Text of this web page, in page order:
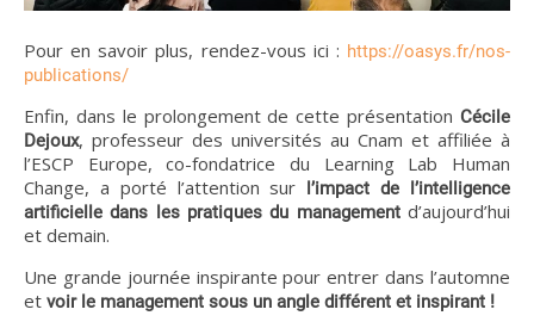
Pour en savoir plus, rendez-vous ici : https://oasys.fr/nos-
publications/
Enfin, dans le prolongement de cette présentation Cécile
Dejoux, professeur des universités au Cnam et affiliée à
l’ESCP Europe, co-fondatrice du Learning Lab Human
Change, a porté l’attention sur l’impact de l’intelligence
artificielle dans les pratiques du managementd’aujourd’hui
et demain.
Une grande journée inspirante pour entrer dans l’automne
et voir le management sous un angle différent et inspirant !